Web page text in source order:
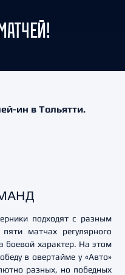
ин в Тольятти.
подходят с разным
матчах регулярного
боевой характер. На этом
в овертайме у «Авто»
разных, но победных